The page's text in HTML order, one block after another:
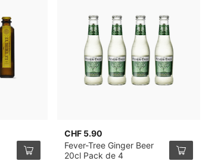
CHF 5.90
Fever-Tree Ginger Beer
20cl Pack de 4